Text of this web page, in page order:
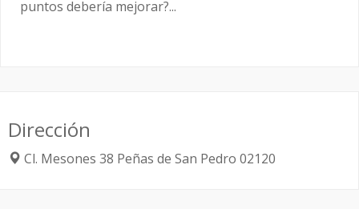
puntos debería mejorar?...
Dirección
Cl. Mesones 38 Peñas de San Pedro 02120